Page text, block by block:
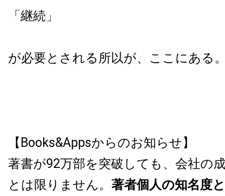
「継続」
が必要とされる所以が、ここにある
【Books&Appsからのお知らせ】
著書が92万部を突破しても、会社の
とは限りません。 著者個人の知名度